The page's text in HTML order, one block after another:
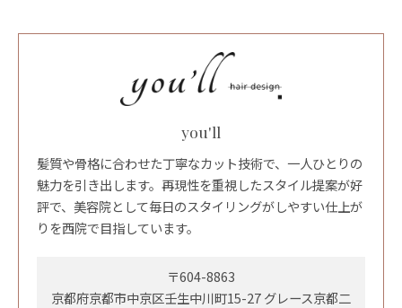
you'll
髪質や骨格に合わせた丁寧なカット技術で、一人ひとりの
魅力を引き出します。再現性を重視したスタイル提案が好
評で、美容院として毎日のスタイリングがしやすい仕上が
りを西院で目指しています。
〒604-8863
京都府京都市中京区壬生中川町15-27 グレース京都二